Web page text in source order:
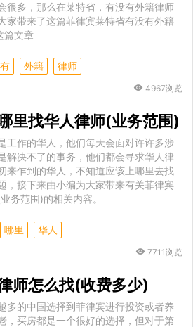
很多，那么在莱特省，有没有外籍律师
家带来了这篇菲律宾莱特省有没有外籍
篇文章
外籍 律师
4967浏览
里找华人律师(业务范围)
工作的华人，他们每天会面对许许多涉
解决不了的事务，他们都会寻求华人律
来乍到的华人，不知道应该上哪里去找
，接下来由小编为大家带来有关菲律宾
务范围)的相关内容。
哪里 华人
7711浏览
师怎么找(收费多少)
多的中国选择到菲律宾进行投资或者养
，买房都是一个很好的选择，但对于第